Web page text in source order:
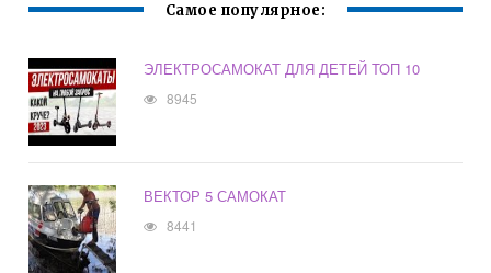
Самое популярное:
ЭЛЕКТРОСАМОКАТ ДЛЯ ДЕТЕЙ ТОП 10
8945
ВЕКТОР 5 САМОКАТ
8441